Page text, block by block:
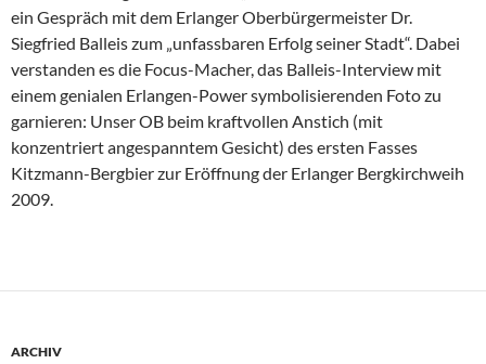
ein Gespräch mit dem Erlanger Oberbürgermeister Dr.
Siegfried Balleis zum „unfassbaren Erfolg seiner Stadt“. Dabei
verstanden es die Focus-Macher, das Balleis-Interview mit
einem genialen Erlangen-Power symbolisierenden Foto zu
garnieren: Unser OB beim kraftvollen Anstich (mit
konzentriert angespanntem Gesicht) des ersten Fasses
Kitzmann-Bergbier zur Eröffnung der Erlanger Bergkirchweih
2009.
ARCHIV